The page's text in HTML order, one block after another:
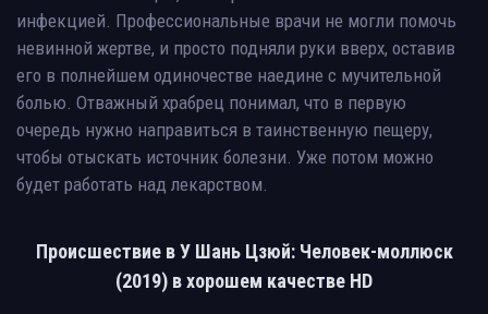
инфекцией. Профессиональные врачи не могли помочь
невинной жертве, и просто подняли руки вверх, оставив
его в полнейшем одиночестве наедине с мучительной
болью. Отважный храбрец понимал, что в первую
очередь нужно направиться в таинственную пещеру,
чтобы отыскать источник болезни. Уже потом можно
будет работать над лекарством.
Происшествие в У Шань Цзюй: Человек-моллюск
(2019) в хорошем качестве HD